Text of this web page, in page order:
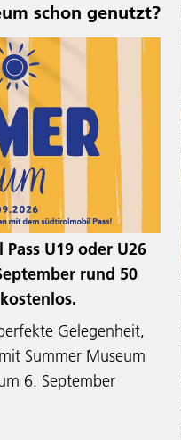
schon genutzt?
U19 oder U26
rund 50
Gelegenheit,
Summer Museum
6. September